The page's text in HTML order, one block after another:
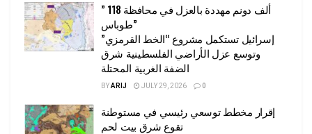
” 118 ألف دونم مهددة بالعزل في محافظة
طوباس”
إسرائيل تستكمل مشروع “الخط القرمزي”
وتوسع عزل الأراضي الفلسطينية شرق
الضفة الغربية المحتلة
BYARIJ JULY 29, 2026 0
إقرار مخطط توسعي رئيسي في مستوطنة
تقوع شرق بيت لحم